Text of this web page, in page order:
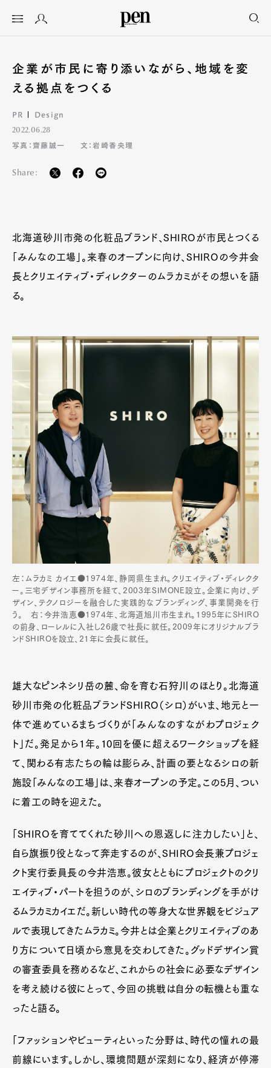
企業が市民に寄り添いながら、地域を変
える拠点をつくる
PR Design
2022.06.28
写真：齋藤誠一
文：岩崎香央理
Share:
北海道砂川市発の化粧品ブランド、SHIROが市民とつくる
「みんなの工場」。来春のオープンに向け、SHIROの今井会
長とクリエイティブ・ディレクターのムラカミがその想いを語
る。
左：ムラカミ カイエ●1974年、静岡県生まれ。クリエイティブ・ディレクタ
ー。三宅デザイン事務所を経て、2003年SIMONE設立。企業に向け、デ
ザイン、テクノロジーを融合した実践的なブランディング、事業開発を行
う。 右：今井浩恵●1974年、北海道旭川市生まれ。1995年にSHIRO
の前身、ローレルに入社し26歳で社長に就任。2009年にオリジナルブラ
ンドSHIROを設立、21年に会長に就任。
雄大なピンネシリ岳の麓、命を育む石狩川のほとり。北海道
砂川市発の化粧品ブランドSHIRO（シロ）がいま、地元と一
体で進めているまちづくりが「みんなのすながわプロジェク
ト」だ。発足から1年。10回を優に超えるワークショップを経
て、関わる有志たちの輪は膨らみ、計画の要となるシロの新
施設「みんなの工場」は、来春オープンの予定。この5月、つい
に着工の時を迎えた。
「SHIROを育ててくれた砂川への恩返しに注力したい」と、
自ら旗振り役となって奔走するのが、SHIRO会長兼プロジェ
クト実行委員長の今井浩恵。彼女とともにプロジェクトのクリ
エイティブ・パートを担うのが、シロのブランディングを手がけ
るムラカミカイエだ。新しい時代の等身大な世界観をビジュア
ルで表現してきたムラカミ。今井とは企業とクリエイティブのあ
り方について日頃から意見を交わしてきた。グッドデザイン賞
の審査委員を務めるなど、これからの社会に必要なデザイン
を考え続ける彼にとって、今回の挑戦は自分の転機とも重な
ったと語る。
「ファッションやビューティといった分野は、時代の憧れの最
前線にいます。しかし、環境問題が深刻になり、経済が停滞